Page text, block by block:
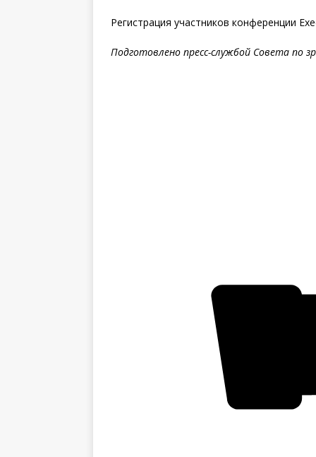
Регистрация участников конференции
Подготовлено пресс-службой Совета по